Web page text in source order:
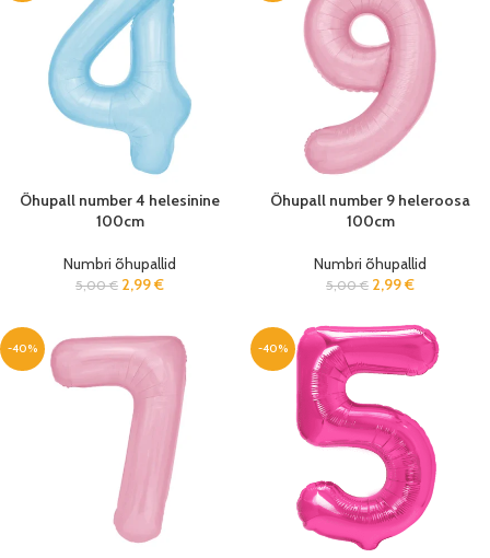
Õhupall number 4 helesinine
100cm
Numbri õhupallid
5,00€ 2,99€
Õhupall number 9 heleroosa
100cm
Numbri õhupallid
5,00€ 2,99€
-40% -40%